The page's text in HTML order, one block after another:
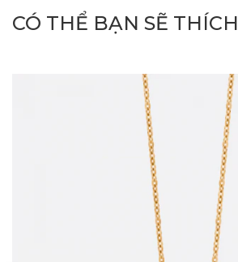
CÓ THỂ BẠN SẼ THÍCH